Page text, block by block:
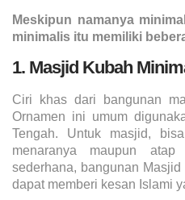
Meskipun namanya
minimalis itu memiliki
1. Masjid Kubah
Ciri khas dari bangunan
Ornamen ini umum
Tengah. Untuk masjid,
menaranya maupun
sederhana, bangunan
dapat memberi kesan Islami